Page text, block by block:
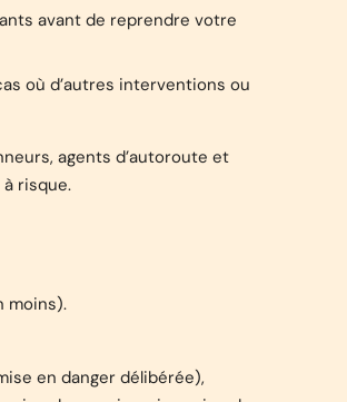
avant de reprendre votre
où d’autres interventions ou
agents d’autoroute et
risque.
moins).
en danger délibérée),